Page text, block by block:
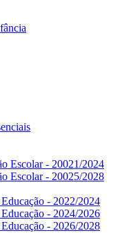
Escolar - 20021/2024
Escolar - 20025/2028
- 2022/2024
- 2024/2026
- 2026/2028